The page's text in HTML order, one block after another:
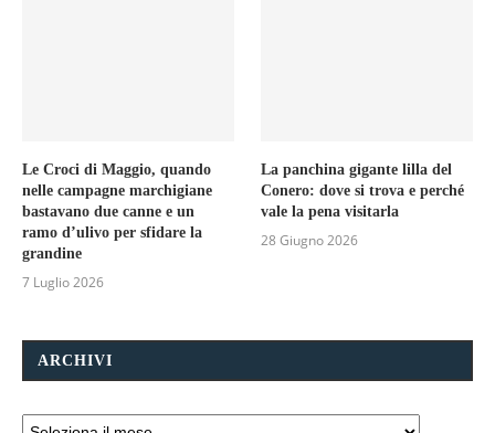
Le Croci di Maggio, quando
nelle campagne marchigiane
bastavano due canne e un
ramo d’ulivo per sfidare la
grandine
7 Luglio 2026
La panchina gigante lilla del
Conero: dove si trova e perché
vale la pena visitarla
28 Giugno 2026
ARCHIVI